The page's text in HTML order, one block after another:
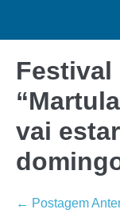
Festival
vai
← Postagem